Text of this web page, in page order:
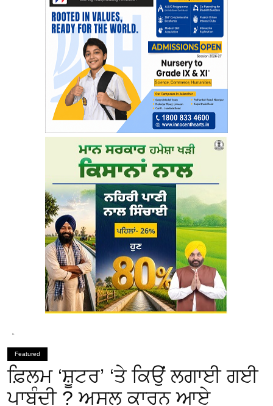
Featured
ਫ਼ਿਲਮ ‘ਸ਼ੂਟਰ’ ‘ਤੇ ਕਿਉਂ ਲਗਾਈ ਗਈ
ਪਾਬੰਦੀ ? ਅਸਲ ਕਾਰਨ ਆਏ